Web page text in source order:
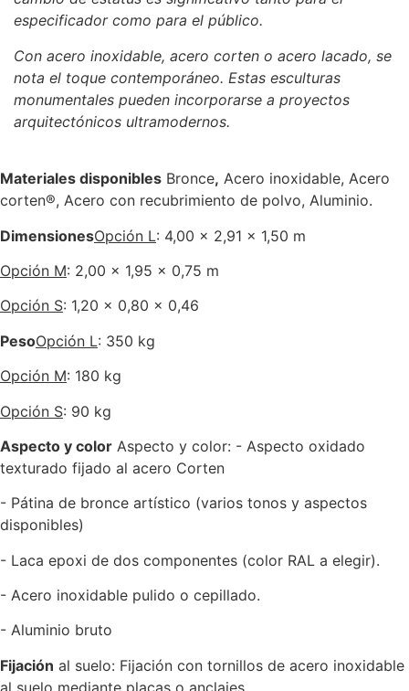
especificador como para el público.
Con acero inoxidable, acero corten o acero lacado, se
nota el toque contemporáneo. Estas esculturas
monumentales pueden incorporarse a proyectos
arquitectónicos ultramodernos.
Materiales disponibles Bronce, Acero inoxidable, Acero
corten®, Acero con recubrimiento de polvo, Aluminio.
DimensionesOpción L: 4,00 x 2,91 x 1,50 m
Opción M: 2,00 x 1,95 x 0,75 m
Opción S: 1,20 x 0,80 x 0,46
PesoOpción L: 350 kg
Opción M: 180 kg
Opción S: 90 kg
Aspecto y color Aspecto y color: - Aspecto oxidado
texturado fijado al acero Corten
- Pátina de bronce artístico (varios tonos y aspectos
disponibles)
- Laca epoxi de dos componentes (color RAL a elegir).
- Acero inoxidable pulido o cepillado.
- Aluminio bruto
Fijación al suelo: Fijación con tornillos de acero inoxidable
al suelo mediante placas o anclajes.